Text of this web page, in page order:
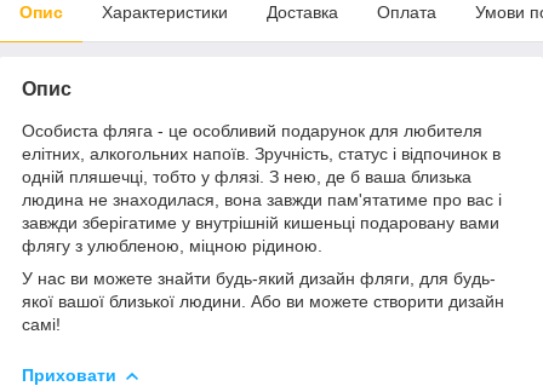
Опис Характеристики Доставка Оплата Умови
Опис
Особиста фляга - це особливий подарунок для любителя
елітних, алкогольних напоїв. Зручність, статус і відпочинок в
одній пляшечці, тобто у флязі. З нею, де б ваша близька
людина не знаходилася, вона завжди пам'ятатиме про вас і
завжди зберігатиме у внутрішній кишеньці подаровану вами
флягу з улюбленою, міцною рідиною.
У нас ви можете знайти будь-який дизайн фляги, для будь-
якої вашої близької людини. Або ви можете створити дизайн
самі!
Приховати